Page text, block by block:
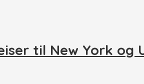
til New York og